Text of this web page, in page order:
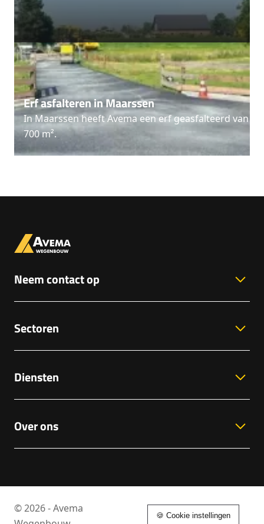
Erf asfalteren in Maarssen
In Maarssen heeft Avema een erf geasfalteerd van
700 m².
Neem contact op
Sectoren
Diensten
Over ons
© 2026 - Avema
🍪 Cookie instellingen